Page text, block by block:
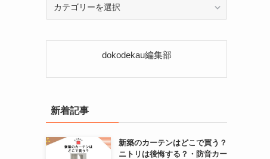
リ
dokodekau編集部
新着記事
新築のカーテンはどこで買う？
ニトリは後悔する？・防音カー